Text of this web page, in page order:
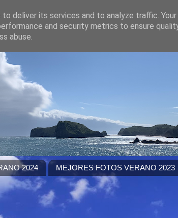
2024 MEJORES FOTOS VERANO 2023
deliver its services and to analyze traffic.
and security metrics to ensure
abuse.